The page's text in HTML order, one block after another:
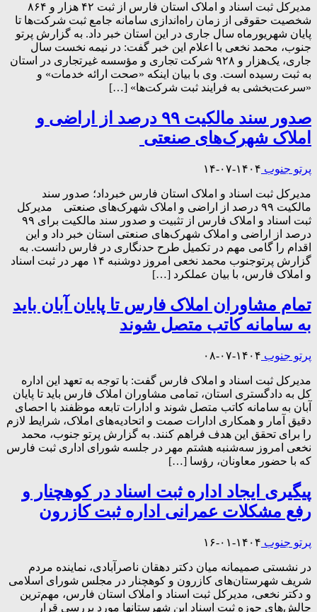
مدیرکل ثبت اسناد و املاک استان فارس از ثبت ۴۲ هزار و ۸۶۴
شخصیت حقوقی از زمان راه‌اندازی سامانه جامع ثبت شرکت‌ها تا
پایان شهریورماه سال جاری در این استان خبر داد. به گزارش پرتو
جنوب، محمد نخعی با اعلام این خبر گفت: در نیمه نخست سال
جاری، یک‌هزار و ۹۲۸ شرکت تجاری و مؤسسه غیرتجاری در استان
به ثبت رسیده است. وی با بیان اینکه «صحت ارائه خدمات» و
«سرعت‌بخشی به فرایند ثبت شرکت‌ها» […]
صدور سند مالکیت ۹۹ درصد از اراضی و
املاک شهرک‌های صنعتی
پرتو جنوب ۱۴۰۴-۰۷-۱۴
مدیرکل ثبت اسناد و املاک استان فارس خبرداد؛ صدور سند
مالکیت ۹۹ درصد از اراضی و املاک شهرک‌های صنعتی مدیرکل
ثبت اسناد و املاک فارس از تثبیت و صدور سند مالکیت برای ۹۹
درصد از اراضی و املاک شهرک‌های صنعتی استان خبر داد و این
اقدام را گامی مهم در تکمیل طرح حدنگاری در فارس دانست. به
گزارش پرتوجنوب محمد نخعی امروز دوشنبه ۱۴ مهر در ثبت اسناد
و املاک فارس، با بیان عملکرد […]
تمام مشاوران املاک فارس تا پایان آبان‌ باید
به سامانه کاتب متصل شوند
پرتو جنوب ۱۴۰۴-۰۷-۰۸
مدیرکل ثبت اسناد و املاک فارس گفت: با توجه به تعهد این اداره
کل به دادگستری استان، تمامی مشاوران املاک فارس باید تا پایان
آبان‌ به سامانه کاتب متصل شوند و ادارات تابعه موظفند با احصای
دقیق آمار و همکاری ادارات صمت و اتحادیه‌های املاک، شرایط لازم
را برای تحقق این هدف فراهم کنند. به گزارش پرتو جنوب، محمد
نخعی امروز سه‌شنبه هشتم مهر در جلسه شورای اداری ثبت فارس
که با حضور معاونان، رؤسا […]
پیگیری ایجاد اداره ثبت اسناد در کوهچنار و
رفع مشکلات عمرانی اداره ثبت کازرون
پرتو جنوب ۱۴۰۴-۰۱-۱۶
در نشستی صمیمانه میان دکتر دهقان ناصرآبادی، نماینده مردم
شریف شهرستان‌های کازرون و کوهچنار در مجلس شورای اسلامی
و دکتر نخعی، مدیرکل ثبت اسناد و املاک استان فارس، مهم‌ترین
چالش‌های حوزه ثبت اسناد این شهرستانها مورد بررسی قرار